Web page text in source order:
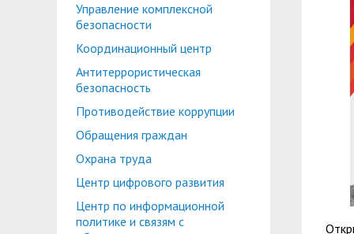
Центр по информационной политике и
Управление по административно-
Профком студентов и аспирантов
Лучшие студенты
Вопросы ректору
Центр русского языка как иностранного
Образовательный модуль «Обучение
Управление комплексной
безопасности
Координационный центр
Антитеррористическая
безопасность
Противодействие коррупции
Обращения граждан
Охрана труда
Центр цифрового развития
Центр по информационной
политике и связям с